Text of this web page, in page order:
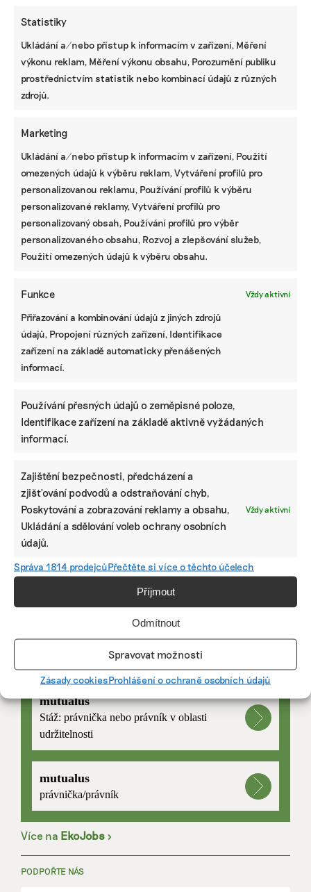
Statistiky
Ukládání a/nebo přístup k informacím v zařízení, Měření
výkonu reklam, Měření výkonu obsahu, Porozumění publiku
prostřednictvím statistik nebo kombinací údajů z různých
zdrojů.
Marketing
Ukládání a/nebo přístup k informacím v zařízení, Použití
omezených údajů k výběru reklam, Vytváření profilů pro
personalizovanou reklamu, Používání profilů k výběru
personalizované reklamy, Vytváření profilů pro
personalizovaný obsah, Používání profilů pro výběr
personalizovaného obsahu, Rozvoj a zlepšování služeb,
Použití omezených údajů k výběru obsahu.
Funkce Vždy aktivní
Přiřazování a kombinování údajů z jiných zdrojů
údajů, Propojení různých zařízení, Identifikace
zařízení na základě automaticky přenášených
informací.
Používání přesných údajů o zeměpisné poloze,
Identifikace zařízení na základě aktivně vyžádaných
informací.
Zajištění bezpečnosti, předcházení a
zjišťování podvodů a odstraňování chyb,
Poskytování a zobrazování reklamy a obsahu,
Ukládání a sdělování voleb ochrany osobních
údajů.
Vždy aktivní
Správa 1814 prodejcůPřečtěte si více o těchto účelech
Příjmout
Odmítnout
Spravovat možnosti
Zásady cookiesProhlášení o ochraně osobních údajů
KOMERČNÍ SDĚLENÍ
BRANDNEWS
způsob, jak řídit firmu do budoucna a zvyšovat
její hodnotu, říká expertka
PRÁCE, KTERÁ ZLEPŠÍ SVĚT
mutualus
Stáž: právnička nebo právník v oblasti
udržitelnosti
mutualus
právnička/právník
Více na EkoJobs >
PODPOŘTE NÁS